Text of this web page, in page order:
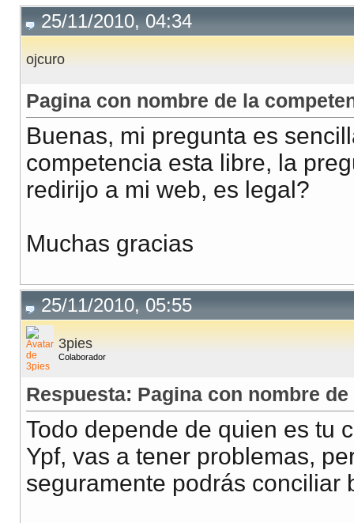
25/11/2010, 04:34
ojcuro
Pagina con nombre de la
Buenas, mi pregunta es
competencia esta libre, la
redirijo a mi web, es legal?
Muchas gracias
25/11/2010, 05:55
3pies
Colaborador
Respuesta: Pagina con nombre
Todo depende de quien es tu
Ypf, vas a tener problemas,
seguramente podrás conciliar